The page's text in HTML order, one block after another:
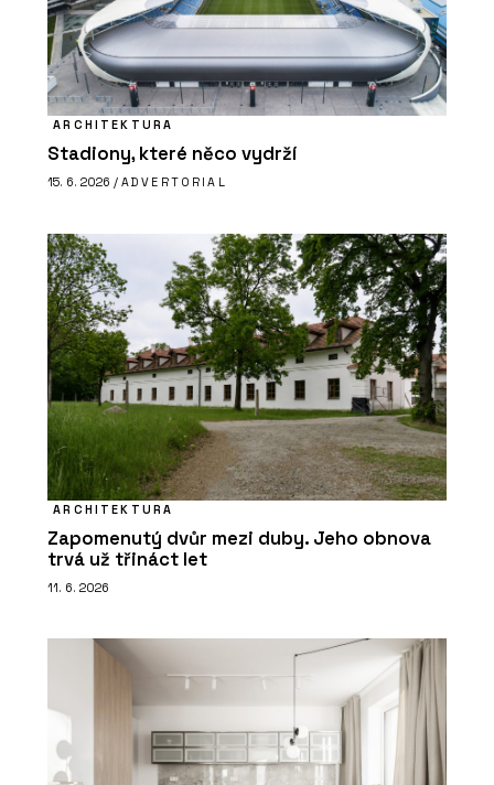
ARCHITEKTURA
Stadiony, které něco vydrží
15. 6. 2026 / ADVERTORIAL
ARCHITEKTURA
Zapomenutý dvůr mezi duby. Jeho obnova
trvá už třináct let
11. 6. 2026